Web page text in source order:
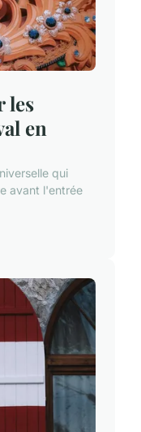
les
en
qui
avant l'entrée